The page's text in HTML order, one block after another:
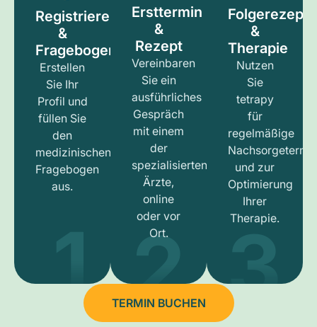
Registrieren
&
Fragebogen
Erstellen
Sie Ihr
Profil und
füllen Sie
den
medizinischen
Fragebogen
aus.
1
Ersttermin
&
Rezept
Vereinbaren
Sie ein
ausführliches
Gespräch
mit einem
der
spezialisierten
Ärzte,
online
oder vor
Ort.
2
Folgerezept
&
Therapie
Nutzen
Sie
tetrapy
für
regelmäßige
und zur
Optimierung
Ihrer
Therapie.
3
TERMIN BUCHEN